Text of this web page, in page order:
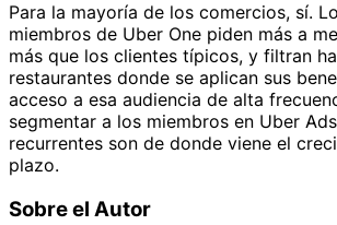
Para la mayoría de los comercios, sí.
miembros de Uber One piden más a
más que los clientes típicos, y filtran
restaurantes donde se aplican sus
acceso a esa audiencia de alta
segmentar a los miembros en Uber
recurrentes son de donde viene el
plazo.
Sobre el Autor